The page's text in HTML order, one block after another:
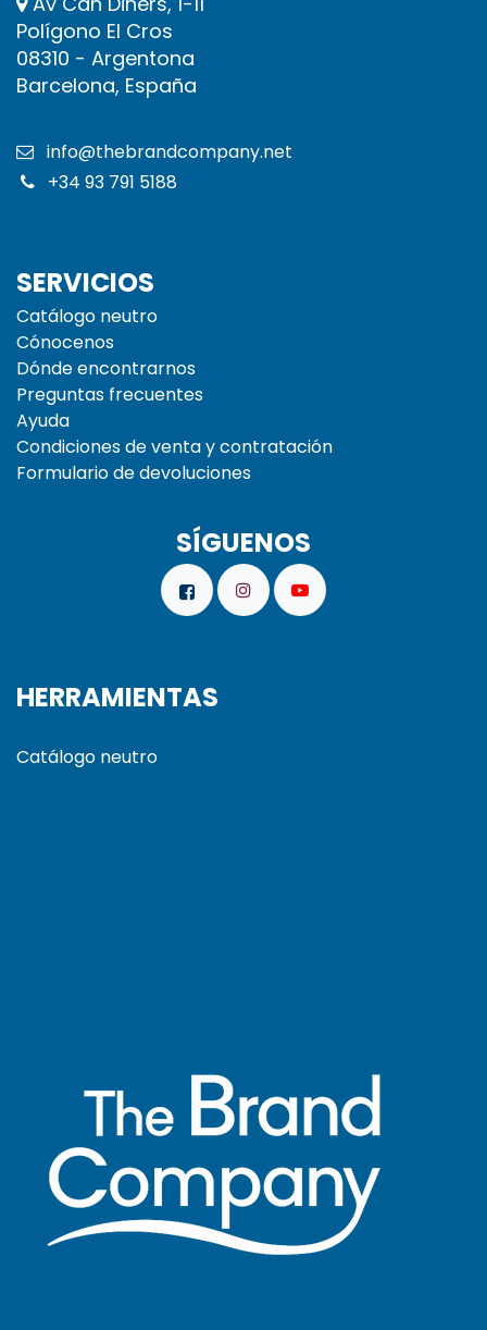
Polígono El Cros
08310 - Argentona
Barcelona, España
info@thebrandcompany.net
+34 93 791 5188
SERVICIOS
Catálogo neutro
Cónocenos
Dónde encontrarnos
Preguntas frecuentes
Ayuda
Condiciones de venta y contratación
Formulario de devoluciones
SÍGUENOS
HERRAMIENTAS
Catálogo neutro